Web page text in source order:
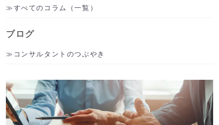
すべてのコラム（一覧）
ブログ
コンサルタントのつぶやき